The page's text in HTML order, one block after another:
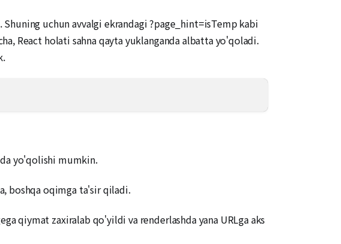
uchun avvalgi ekrandagi ?page_hint=isTemp kabi
React holati sahna qayta yuklanganda albatta yo'qoladi.
yo'qolishi mumkin.
boshqa oqimga ta'sir qiladi.
qiymat zaxiralab qo'yildi va renderlashda yana URLga aks